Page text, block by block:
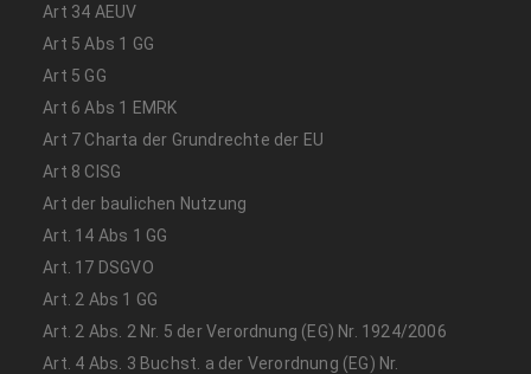
Art 34 AEUV
Art 5 Abs 1 GG
Art 5 GG
Art 6 Abs 1 EMRK
Art 7 Charta der Grundrechte der EU
Art 8 CISG
Art der baulichen Nutzung
Art. 14 Abs 1 GG
Art. 17 DSGVO
Art. 2 Abs 1 GG
Art. 2 Abs. 2 Nr. 5 der Verordnung (EG) Nr. 1924/2006
Art. 4 Abs. 3 Buchst. a der Verordnung (EG) Nr.